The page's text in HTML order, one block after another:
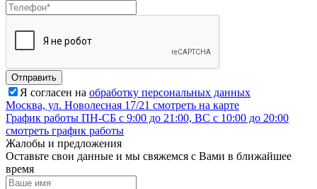
Отправить
Я согласен на обработку персональных данных
Москва, ул. Новолесная 17/21 смотреть на карте
График работы ПН-СБ с 9:00 до 21:00, ВС с 10:00 до 20:00
смотреть график работы
Жалобы и предложения
Оставьте свои данные и мы свяжемся с Вами в ближайшее
время